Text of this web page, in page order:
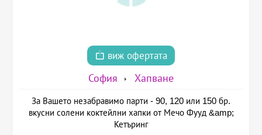
виж офертата
София Хапване
За Вашето незабравимо парти - 90, 120 или 150 бр.
вкусни солени коктейлни хапки от Мечо Фууд &amp;
Кетъринг